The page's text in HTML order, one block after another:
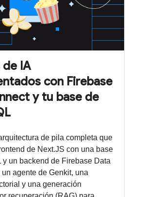
IA
con Firebase
y tu base de
de pila completa que
de Next.JS con una base
y un backend de Firebase Data
agente de Genkit, una
y una generación